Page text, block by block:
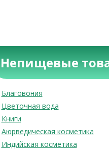
Непищевые
Благовония
Цветочная вода
Книги
Аюрведическая косметика
Индийская косметика